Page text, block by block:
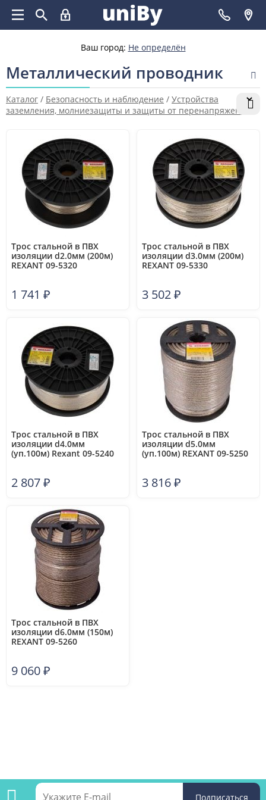
Ваш город: Не определён
Металлический проводник
Каталог / Безопасность и наблюдение / Устройства
заземления, молниезащиты и защиты от перенапряжений
Трос стальной в ПВХ
изоляции d2.0мм (200м)
REXANT 09-5320
1 741 ₽
Трос стальной в ПВХ
изоляции d3.0мм (200м)
REXANT 09-5330
3 502₽
Трос стальной в ПВХ
изоляции d4.0мм
(уп.100м) Rexant 09-5240
2 807₽
Трос стальной в ПВХ
изоляции d5.0мм
(уп.100м) REXANT 09-5250
3 816₽
Трос стальной в ПВХ
изоляции d6.0мм (150м)
REXANT 09-5260
9 060₽